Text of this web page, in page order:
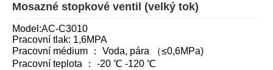
Mosazné stopkové ventil (velký tok)
Model:AC-C3010
Pracovní tlak: 1,6MPA
Pracovní médium ： Voda, pára （≤0,6MPa)
Pracovní teplota ： -20 ℃ -120 ℃